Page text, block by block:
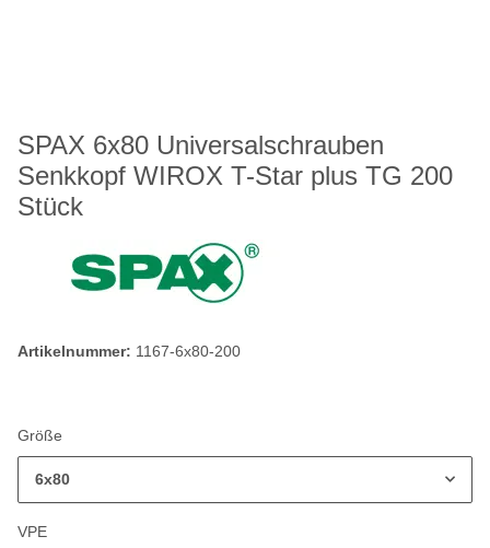
SPAX 6x80 Universalschrauben
Senkkopf WIROX T-Star plus TG 200
Stück
Artikelnummer: 1167-6x80-200
Größe
6x80
VPE